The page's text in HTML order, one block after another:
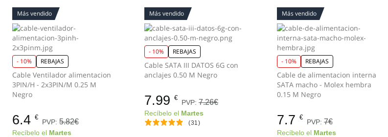
Más vendido
- 10% REBAJAS
Cable Ventilador alimentacion
3PIN/H - 2x3PIN/M 0.25 M
Negro
6.4 €
PVP: 5.82€
Recíbelo el Martes
Más vendido
- 10% REBAJAS
Cable SATA III DATOS 6G con
anclajes 0.50 M Negro
7.99 €
PVP:7.26€
Recíbelo el Martes
(31)
Más vendido
- 10% REBAJAS
Cable de alimentacion interna
SATA macho - Molex hembra
0.15 M Negro
7.7 €
PVP: 7€
Recíbelo el Martes